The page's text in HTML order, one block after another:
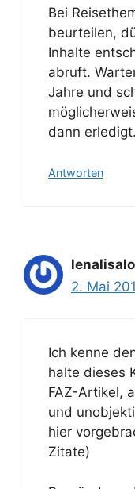
Bei
beurteilen,
Inhalte
abruft.
Jahre und
dann erledigt.
Antworten
2. Mai
Ich kenne
halte dieses
FAZ-Artikel,
und
hier
Zitate)